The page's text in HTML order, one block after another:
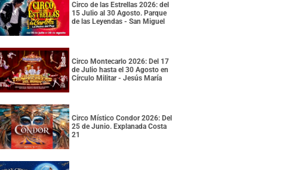
Circo de las Estrellas 2026: del
15 Julio al 30 Agosto. Parque
de las Leyendas - San Miguel
Circo Montecarlo 2026: Del 17
de Julio hasta el 30 Agosto en
Círculo Militar - Jesús María
Circo Místico Condor 2026: Del
25 de Junio. Explanada Costa
21